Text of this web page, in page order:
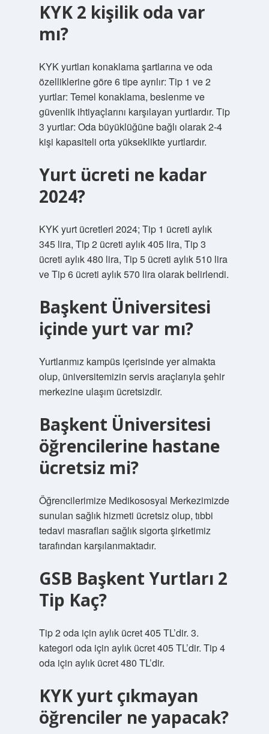
KYK 2 kişilik oda var
mı?
KYK yurtları konaklama şartlarına ve oda
özelliklerine göre 6 tipe ayrılır: Tip 1 ve 2
yurtlar: Temel konaklama, beslenme ve
güvenlik ihtiyaçlarını karşılayan yurtlardır. Tip
3 yurtlar: Oda büyüklüğüne bağlı olarak 2-4
kişi kapasiteli orta yükseklikte yurtlardır.
Yurt ücreti ne kadar
2024?
KYK yurt ücretleri 2024; Tip 1 ücreti aylık
345 lira, Tip 2 ücreti aylık 405 lira, Tip 3
ücreti aylık 480 lira, Tip 5 ücreti aylık 510 lira
ve Tip 6 ücreti aylık 570 lira olarak belirlendi.
Başkent Üniversitesi
içinde yurt var mı?
Yurtlarımız kampüs içerisinde yer almakta
olup, üniversitemizin servis araçlarıyla şehir
merkezine ulaşım ücretsizdir.
Başkent Üniversitesi
öğrencilerine hastane
ücretsiz mi?
Öğrencilerimize Medikososyal Merkezimizde
sunulan sağlık hizmeti ücretsiz olup, tıbbi
tedavi masrafları sağlık sigorta şirketimiz
tarafından karşılanmaktadır.
GSB Başkent Yurtları 2
Tip Kaç?
Tip 2 oda için aylık ücret 405 TL’dir. 3.
kategori oda için aylık ücret 405 TL’dir. Tip 4
oda için aylık ücret 480 TL’dir.
KYK yurt çıkmayan
öğrenciler ne yapacak?